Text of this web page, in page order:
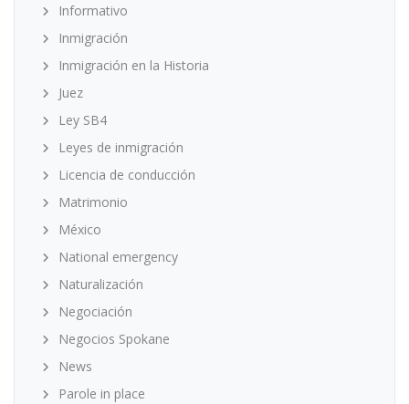
Informativo
Inmigración
Inmigración en la Historia
Juez
Ley SB4
Leyes de inmigración
Licencia de conducción
Matrimonio
México
National emergency
Naturalización
Negociación
Negocios Spokane
News
Parole in place